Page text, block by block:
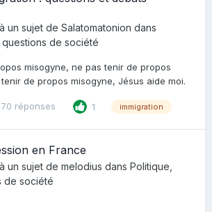
un sujet de Salatomatonion dans
de société
misogyne, ne pas tenir de propos
de propos misogyne, Jésus aide moi.
réponses 1 immigration
en France
un sujet de melodius dans Politique,
de société